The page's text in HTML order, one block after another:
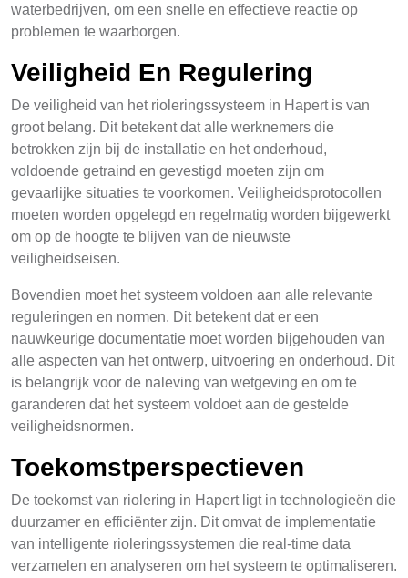
waterbedrijven, om een snelle en effectieve reactie op
problemen te waarborgen.
Veiligheid En Regulering
De veiligheid van het rioleringssysteem in Hapert is van
groot belang. Dit betekent dat alle werknemers die
betrokken zijn bij de installatie en het onderhoud,
voldoende getraind en gevestigd moeten zijn om
gevaarlijke situaties te voorkomen. Veiligheidsprotocollen
moeten worden opgelegd en regelmatig worden bijgewerkt
om op de hoogte te blijven van de nieuwste
veiligheidseisen.
Bovendien moet het systeem voldoen aan alle relevante
reguleringen en normen. Dit betekent dat er een
nauwkeurige documentatie moet worden bijgehouden van
alle aspecten van het ontwerp, uitvoering en onderhoud. Dit
is belangrijk voor de naleving van wetgeving en om te
garanderen dat het systeem voldoet aan de gestelde
veiligheidsnormen.
Toekomstperspectieven
De toekomst van riolering in Hapert ligt in technologieën die
duurzamer en efficiënter zijn. Dit omvat de implementatie
van intelligente rioleringssystemen die real-time data
verzamelen en analyseren om het systeem te optimaliseren.